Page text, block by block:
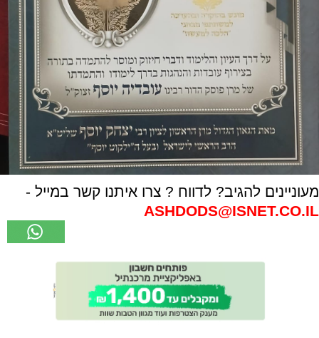
מעוניינים להגיב? לדווח ? צרו איתנו קשר במייל -
ASHDODS@ISNET.CO.IL